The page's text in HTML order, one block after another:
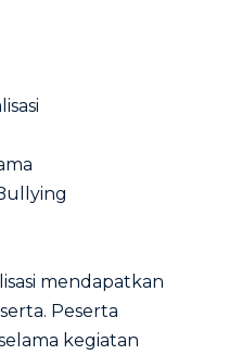
mendapatkan
Peserta
kegiatan